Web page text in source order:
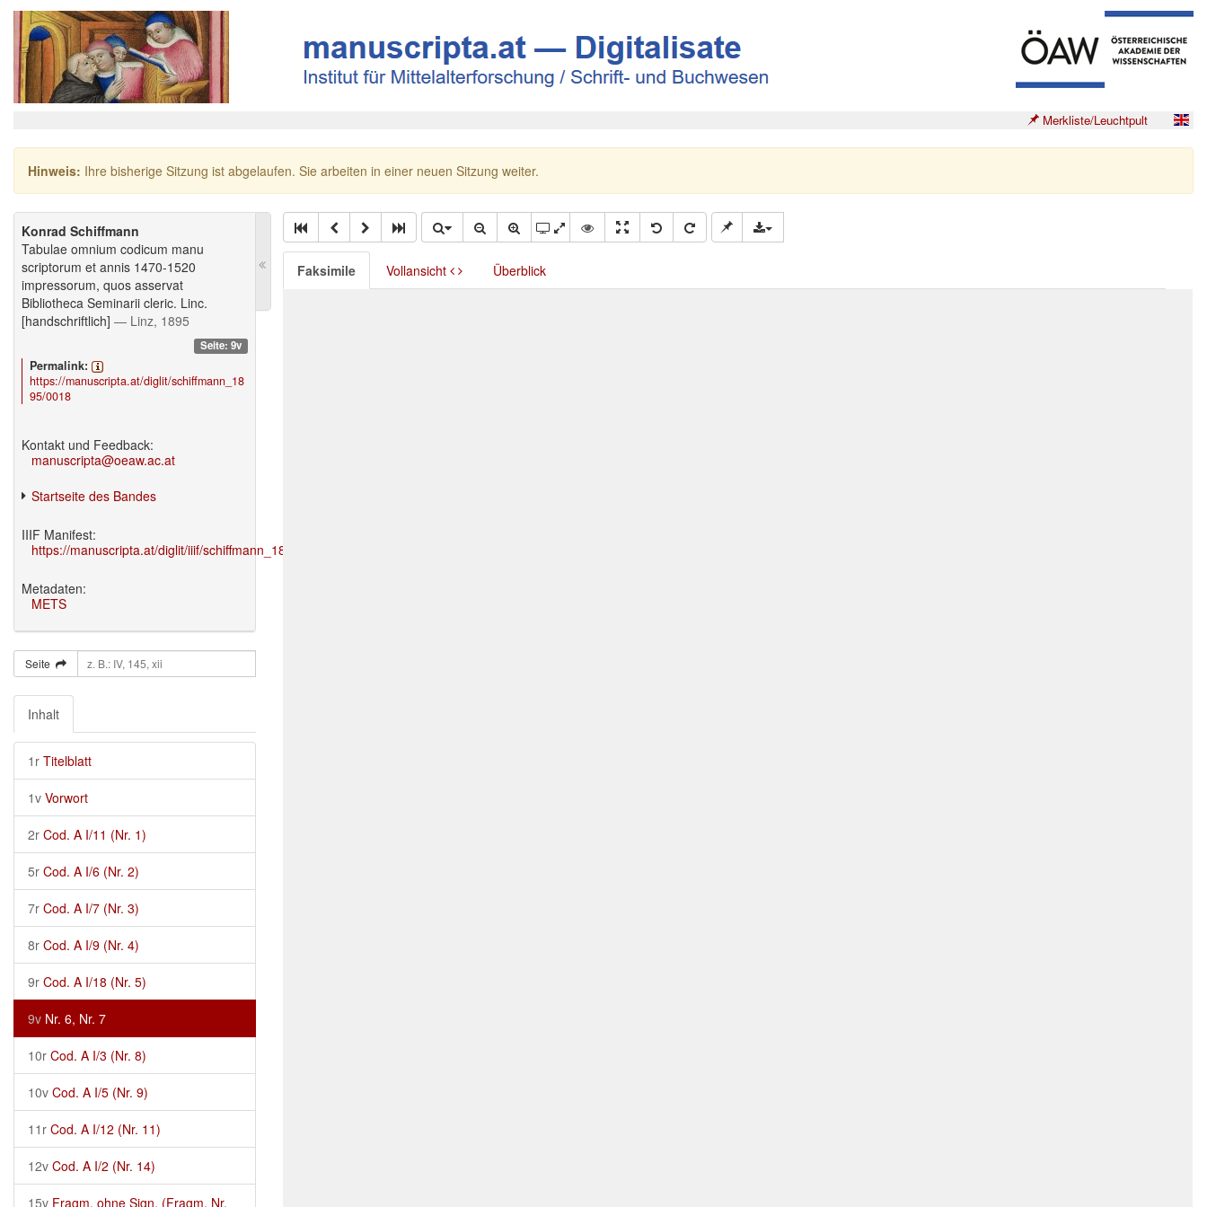
Merkliste/Leuchtpult
Hinweis: Ihre bisherige Sitzung ist abgelaufen. Sie arbeiten in einer neuen Sitzung weiter.
Konrad Schiffmann
Tabulae omnium codicum manu
scriptorum et annis 1470-1520
impressorum, quos asservat
Bibliotheca Seminarii cleric. Linc.
[handschriftlich] — Linz, 1895
Seite: 9v
Permalink:
https://manuscripta.at/diglit/schiffmann_18
95/0018
Kontakt und Feedback:
manuscripta@oeaw.ac.at
Startseite des Bandes
IIIF Manifest:
https://manuscripta.at/diglit/iiif/schiffmann_1895/manifest.json
Metadaten:
METS
Seite
Inhalt
1r Titelblatt
1v Vorwort
2r Cod. A I/11 (Nr. 1)
5r Cod. A I/6 (Nr. 2)
7r Cod. A I/7 (Nr. 3)
8r Cod. A I/9 (Nr. 4)
9r Cod. A I/18 (Nr. 5)
9v Nr. 6, Nr. 7
10r Cod. A I/3 (Nr. 8)
10v Cod. A I/5 (Nr. 9)
11r Cod. A I/12 (Nr. 11)
12v Cod. A I/2 (Nr. 14)
15v Fragm. ohne Sign. (Fragm. Nr.
Faksimile Vollansicht Überblick